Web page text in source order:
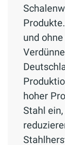
und
hoher
Stahl